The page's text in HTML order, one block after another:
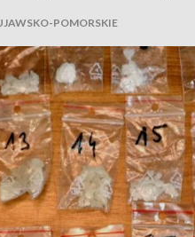
POMORSKIE